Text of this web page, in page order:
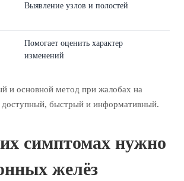
Выявление узлов и полостей
Помогает оценить характер
изменений
и основной метод при жалобах на
быстрый и информативный.
симптомах нужно
желёз